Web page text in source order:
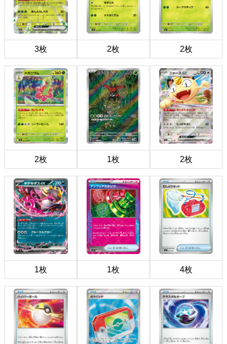
3枚 2枚 2枚
2枚 1枚 2枚
1枚 1枚 4枚